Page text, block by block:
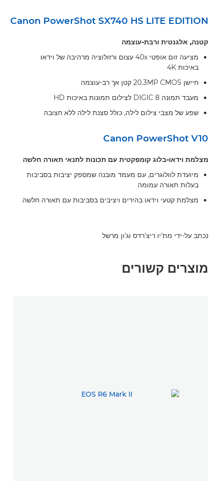
Canon PowerShot SX740 HS LITE EDITION
קטנה, אלגנטית ורבת-עוצמה
מציעה זום אופטי 40x עצום ורזולוציה מרהיבה של וידאו
באיכות 4K
חיישן 20.3MP CMOS קטן אך רב-עוצמה
מעבד תמונה DIGIC 8 לצילום תמונות באיכות HD
שפע של מצבי צילום לילה, כולל סצנת לילה ללא חצובה
Canon PowerShot V10
מצלמת וידאו-בלוג קומפקטית עם תכונות לתנאי תאורה חלשה
מיועדת לוולוגרים, עם מעמד מובנה שמספק יציבות בסביבות
בעלות תאורה עמומה
מצלמת קטעי וידאו בהירים ויציבים בסביבות עם תאורה חלשה
נכתב על-ידי מת'יו ריצ'רדס וג'ון מרשל
מוצרים קשורים